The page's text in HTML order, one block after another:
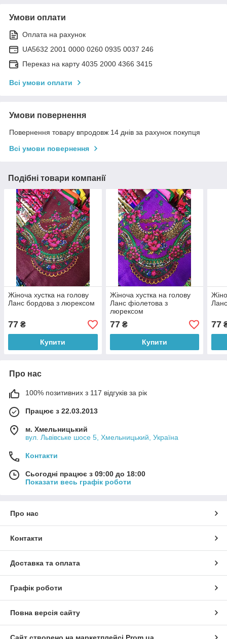
Умови оплати
Оплата на рахунок
UA5632 2001 0000 0260 0935 0037 246
Переказ на карту 4035 2000 4366 3415
Всі умови оплати
Умови повернення
Повернення товару впродовж 14 днів за рахунок покупця
Всі умови повернення
Подібні товари компанії
Жіноча хустка на голову
Ланс бордова з люрексом
77 ₴
Купити
Жіноча хустка на голову
Ланс фіолетова з
люрексом
77₴
Купити
77
Про нас
100% позитивних з 117 відгуків за рік
Працює з 22.03.2013
м. Хмельницький
вул. Львівське шосе 5, Хмельницький, Україна
Контакти
Сьогодні працює з 09:00 до 18:00
Показати весь графік роботи
Про нас
Контакти
Доставка та оплата
Графік роботи
Повна версія сайту